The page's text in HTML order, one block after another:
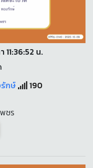
11:36:52 น.
กษ์
190
ชร